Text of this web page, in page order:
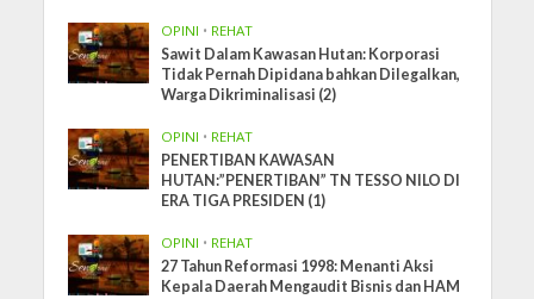
OPINI • REHAT
Sawit Dalam Kawasan Hutan: Korporasi
Tidak Pernah Dipidana bahkan Dilegalkan,
Warga Dikriminalisasi (2)
OPINI • REHAT
PENERTIBAN KAWASAN
HUTAN:”PENERTIBAN” TN TESSO NILO DI
ERA TIGA PRESIDEN (1)
OPINI • REHAT
27 Tahun Reformasi 1998: Menanti Aksi
Kepala Daerah Mengaudit Bisnis dan HAM